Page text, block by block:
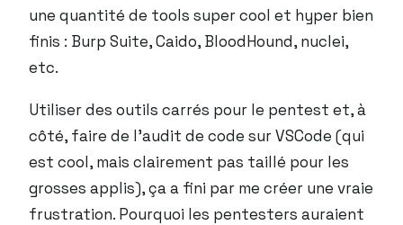
une quantité de tools super cool et hyper bien
finis : Burp Suite, Caido, BloodHound, nuclei,
etc.
Utiliser des outils carrés pour le pentest et, à
côté, faire de l’audit de code sur VSCode (qui
est cool, mais clairement pas taillé pour les
grosses applis), ça a fini par me créer une vraie
frustration. Pourquoi les pentesters auraient